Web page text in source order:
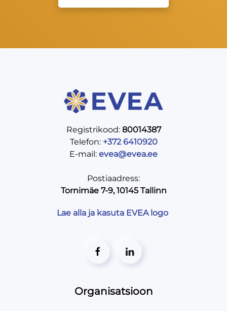
Registrikood: 80014387
Telefon: +372 6410920
E-mail: evea@evea.ee
Postiaadress:
Tornimäe 7-9, 10145 Tallinn
Lae alla ja kasuta EVEA logo
Organisatsioon